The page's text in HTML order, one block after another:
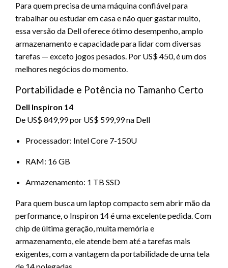
Para quem precisa de uma máquina confiável para
trabalhar ou estudar em casa e não quer gastar muito,
essa versão da Dell oferece ótimo desempenho, amplo
armazenamento e capacidade para lidar com diversas
tarefas — exceto jogos pesados. Por US$ 450, é um dos
melhores negócios do momento.
Portabilidade e Potência no Tamanho Certo
Dell Inspiron 14
De US$ 849,99 por US$ 599,99 na Dell
Processador: Intel Core 7-150U
RAM: 16 GB
Armazenamento: 1 TB SSD
Para quem busca um laptop compacto sem abrir mão da
performance, o Inspiron 14 é uma excelente pedida. Com
chip de última geração, muita memória e
armazenamento, ele atende bem até a tarefas mais
exigentes, com a vantagem da portabilidade de uma tela